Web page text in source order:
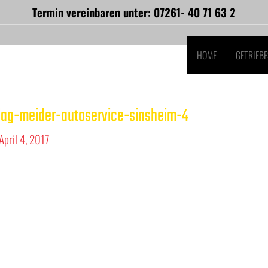
Termin vereinbaren unter: 07261- 40 71 63 2
HOME
meider-autoservice-sinsheim-4
4, 2017